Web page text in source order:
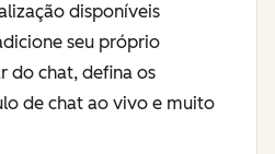
disponíveis
seu próprio
do chat, defina os
de chat ao vivo e muito